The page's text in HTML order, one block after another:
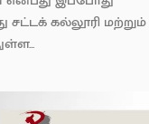
சட்டக் கல்லூரி மற்றும்